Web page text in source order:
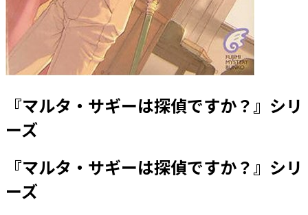
『マルタ・サギーは探偵ですか？』シリ
ーズ
『マルタ・サギーは探偵ですか？』シリ
ーズ